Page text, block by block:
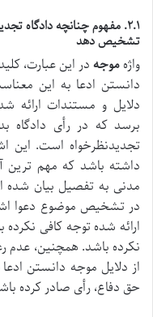
۲.۱. مفهوم چنانچه دادگاه
تشخیص دهد
واژهموجه
دانستن ادعا به این
دلایل و مستندات ارائه
برسد که در رأی دادگاه
تجدیدنظرخواه است. این
مدنی به تفصیل بیان شده
در تشخیص موضوع دعوا
ارائه شده توجه کافی نکرده
نکرده باشد. همچنین، عدم
از دلایل موجه دانستن
حق دفاع، رأی صادر کرده